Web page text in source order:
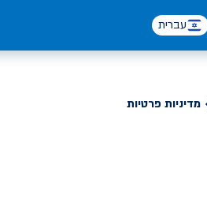
עברית
מדיניות פרטיות